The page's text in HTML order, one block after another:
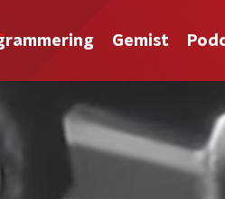
Gemist